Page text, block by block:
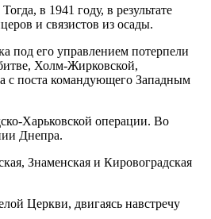
в 1941 году, в результате
и связистов из осады.
под его управлением потерпели
Холм-Жирковской,
с поста командующего Западным
Харьковской операции. Во
Днепра.
Знаменская и Кировоградская
Церкви, двигаясь навстречу